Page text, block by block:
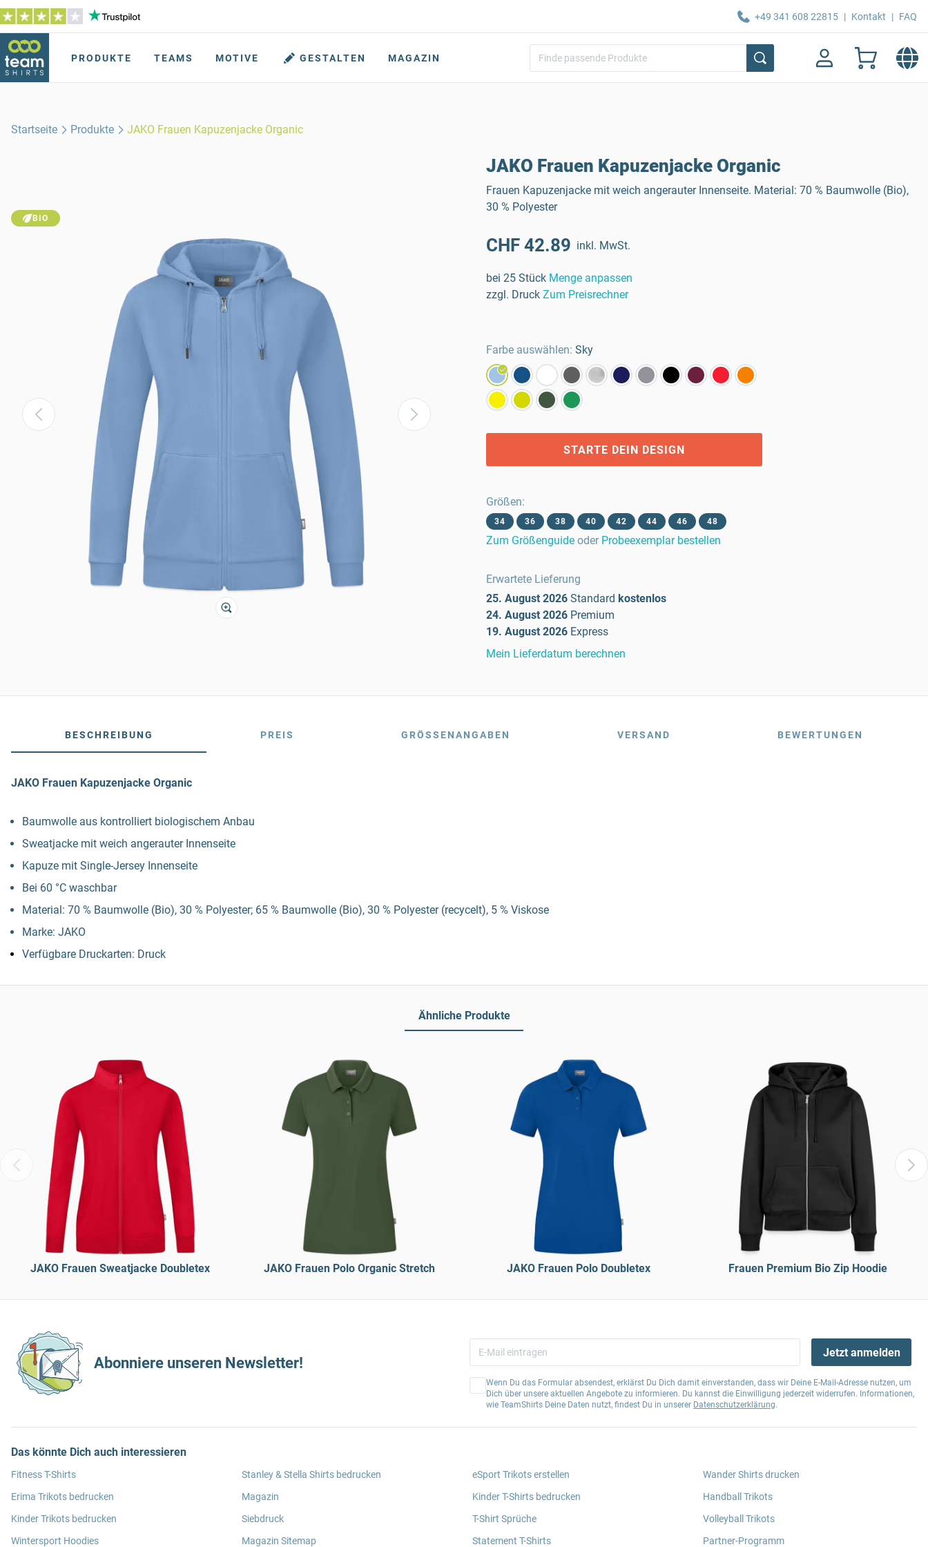
+49 341 608 22815 | Kontakt | FAQ
PRODUKTE TEAMS MOTIVE GESTALTEN MAGAZIN
Startseite Produkte JAKO Frauen Kapuzenjacke Organic
BIO
JAKO Frauen Kapuzenjacke Organic
Frauen Kapuzenjacke mit weich angerauter Innenseite. Material: 70 % Baumwolle (Bio),
30 % Polyester
CHF 42.89 inkl. MwSt.
bei 25 Stück Menge anpassen
zzgl. Druck Zum Preisrechner
Farbe auswählen: Sky
STARTE DEIN DESIGN
Größen:
34 36 38 40 42 44 46 48
Zum Größenguide oder Probeexemplar bestellen
Erwartete Lieferung
25. August 2026 Standard kostenlos
24. August 2026 Premium
19. August 2026 Express
Mein Lieferdatum berechnen
BESCHREIBUNG PREIS GRÖSSENANGABEN VERSAND BEWERTUNGEN
JAKO Frauen Kapuzenjacke Organic
Baumwolle aus kontrolliert biologischem Anbau
Sweatjacke mit weich angerauter Innenseite
Kapuze mit Single-Jersey Innenseite
Bei 60 °C waschbar
Material: 70 % Baumwolle (Bio), 30 % Polyester; 65 % Baumwolle (Bio), 30 % Polyester (recycelt), 5 % Viskose
Marke: JAKO
Verfügbare Druckarten: Druck
Ähnliche Produkte
JAKO Frauen Sweatjacke Doubletex JAKO Frauen Polo Organic Stretch JAKO Frauen Polo Doubletex Frauen Premium Bio Zip Hoodie
Abonniere unseren Newsletter!
Jetzt anmelden
Wenn Du das Formular absendest, erklärst Du Dich damit einverstanden, dass wir Deine E-Mail-Adresse nutzen, um
Dich über unsere aktuellen Angebote zu informieren. Du kannst die Einwilligung jederzeit widerrufen. Informationen,
wie TeamShirts Deine Daten nutzt, findest Du in unserer Datenschutzerklärung.
Das könnte Dich auch interessieren
Fitness T-Shirts
Erima Trikots bedrucken
Kinder Trikots bedrucken
Wintersport Hoodies
Stanley & Stella Shirts bedrucken
Magazin
Siebdruck
Magazin Sitemap
eSport Trikots erstellen
Kinder T-Shirts bedrucken
T-Shirt Sprüche
Statement T-Shirts
Wander Shirts drucken
Handball Trikots
Volleyball Trikots
Partner-Programm